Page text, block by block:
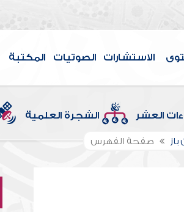
الاستشارات الصوتيات المكتبة
العشر الشجرة العلمية
صفحة الفهرس